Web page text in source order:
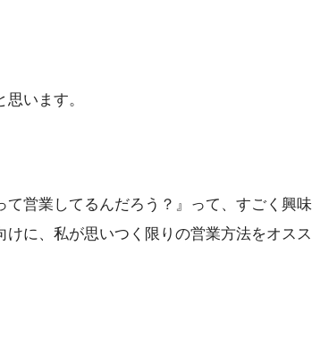
います。
営業してるんだろう？』って、すごく興味
に、私が思いつく限りの営業方法をオスス